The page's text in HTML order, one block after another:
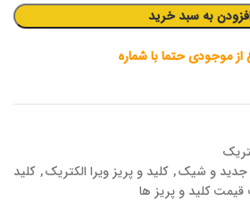
به سبد خرید
از موجودی حتما با شماره
جدید و شیک, کلید و پریز ویرا الکتریک, کلید
کلید و پریز ها